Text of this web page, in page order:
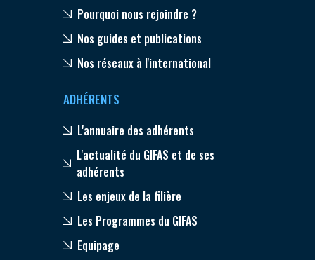
Pourquoi nous rejoindre ?
Nos guides et publications
Nos réseaux à l'international
ADHÉRENTS
L'annuaire des adhérents
L'actualité du GIFAS et de ses
adhérents
Les enjeux de la filière
Les Programmes du GIFAS
Equipage